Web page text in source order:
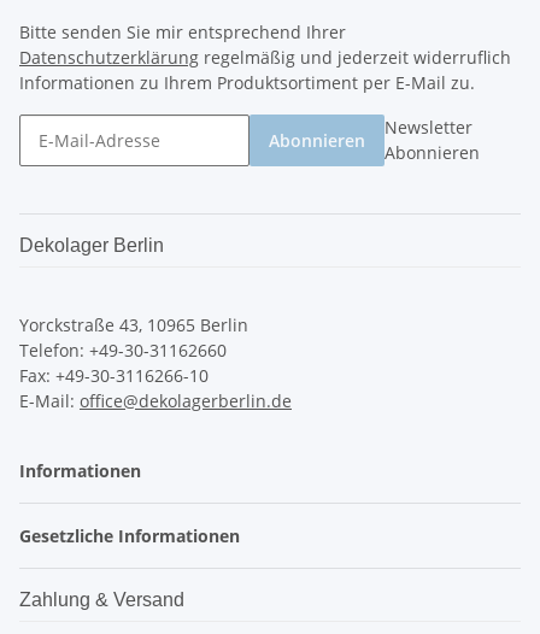
Bitte senden Sie mir entsprechend Ihrer
Datenschutzerklärung regelmäßig und jederzeit widerruflich
Informationen zu Ihrem Produktsortiment per E-Mail zu.
Abonnieren
Newsletter
Abonnieren
Dekolager Berlin
Yorckstraße 43, 10965 Berlin
Telefon: +49-30-31162660
Fax: +49-30-3116266-10
E-Mail: office@dekolagerberlin.de
Informationen
Gesetzliche Informationen
Zahlung & Versand